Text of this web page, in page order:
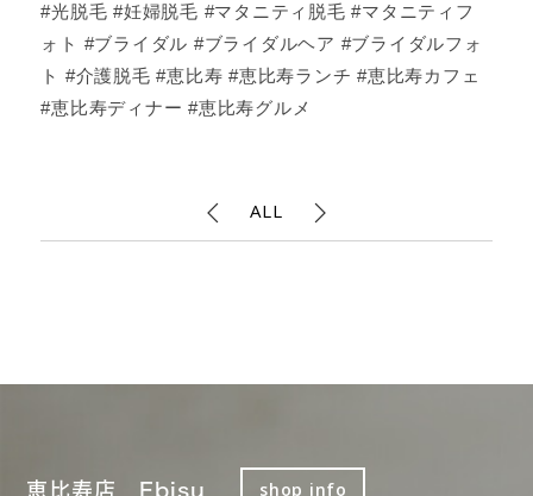
#光脱毛 #妊婦脱毛 #マタニティ脱毛 #マタニティフ
ォト #ブライダル #ブライダルヘア #ブライダルフォ
ト #介護脱毛 #恵比寿 #恵比寿ランチ #恵比寿カフェ
#恵比寿ディナー #恵比寿グルメ
ALL
恵比寿店 Ebisu shop info